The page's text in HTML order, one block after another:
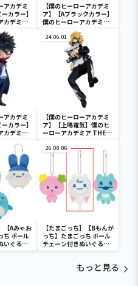
アカデミ
カラー】
カデミア
-
【僕のヒーローアカデミ
ア】【Aブラックカラー】
僕のヒーローアカデミア
Q posket-荼毘-
アカデミ
カラー】
カデミア
-
24.06.01
【僕のヒーローアカデミ
ア】【上鳴電気】僕のヒ
ーローアカデミア THE
vol.21
【Aみゃお
ち ボール
いぐるみ
26.08.06
【たまごっち】【Bもんが
っち】たまごっち ボール
チェーン付きぬいぐるみ
～Tamagotchi
もっと見る